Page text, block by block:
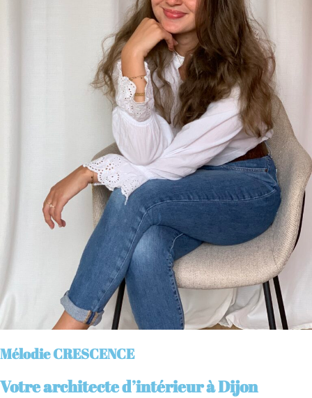
Mélodie CRESCENCE
Votre architecte d’intérieur à Dijon